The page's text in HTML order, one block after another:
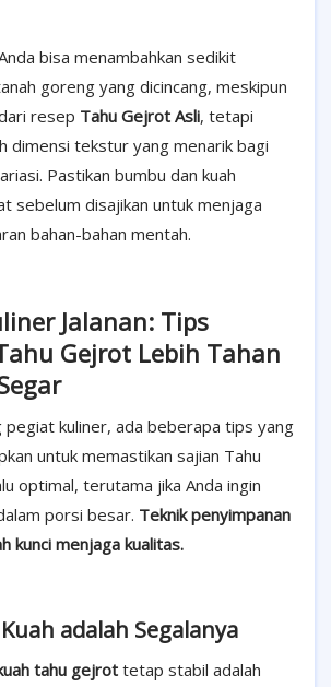
bisa menambahkan sedikit
goreng yang dicincang, meskipun
resep Tahu Gejrot Asli, tetapi
dimensi tekstur yang menarik bagi
Pastikan bumbu dan kuah
sebelum disajikan untuk menjaga
bahan-bahan mentah.
Jalanan: Tips
Gejrot Lebih Tahan
pegiat kuliner, ada beberapa tips yang
untuk memastikan sajian Tahu
optimal, terutama jika Anda ingin
porsi besar. Teknik penyimpanan
kunci menjaga kualitas.
adalah Segalanya
tahu gejrot tetap stabil adalah